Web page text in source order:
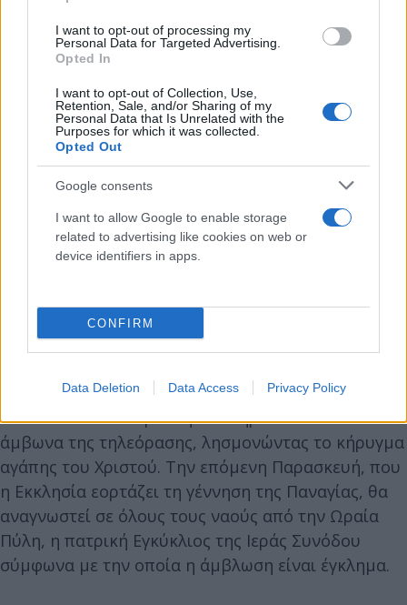
I want to opt-out of processing my
Personal Data for Targeted Advertising.
Opted In
I want to opt-out of Collection, Use,
Retention, Sale, and/or Sharing of my
Personal Data that Is Unrelated with the
Purposes for which it was collected.
Opted Out
Google consents
I want to allow Google to enable storage
related to advertising like cookies on web or
device identifiers in apps.
CONFIRM
Data Deletion Data Access Privacy Policy
σε πολλές χώρες, όπως η πρόσφατη απόφαση του
Ανωτάτου Δικαστηρίου των ΗΠΑ κατά των
αμβλώσεων.
Αυτό το νεοσυντηρητικό κύμα απάνθρωπων αξιών
και συνεχώς διευρυνόμενων κοινωνικών
ανισοτήτων επεκτείνεται με εχθροπάθεια προς
τους πρόσφυγες και άλλες αδύναμες κοινωνικές
ομάδες. Συνιστά μέρος μιας «ταυτότητας»
αντιδραστικής αναδίπλωσης σαν απάντηση στην
κοινωνία, οικονομική – ενεργειακή – κλιματική και
πρωτίστως κρίση αξιών.
Συνεπώς, ο κος Συνετός δεν είναι μόνος του στα
όσα ασύνετα και προκλητικά κηρύττει από τον
άμβωνα της τηλεόρασης, λησμονώντας το κήρυγμα
αγάπης του Χριστού. Την επόμενη Παρασκευή, που
η Εκκλησία εορτάζει τη γέννηση της Παναγίας, θα
αναγνωστεί σε όλους τους ναούς από την Ωραία
Πύλη, η πατρική Εγκύκλιος της Ιεράς Συνόδου
σύμφωνα με την οποία η άμβλωση είναι έγκλημα.